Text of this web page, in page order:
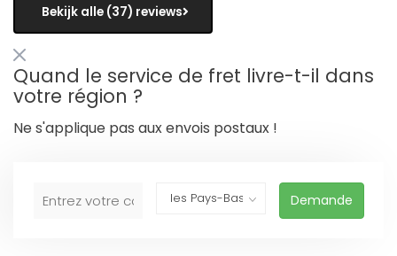
Bekijk alle (37) reviews
Quand le service de fret livre-t-il dans
votre région ?
Ne s'applique pas aux envois postaux !
Demande